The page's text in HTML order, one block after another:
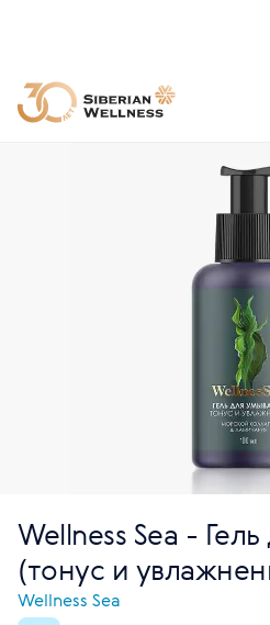
Wellness Sea -
(тонус и
Wellness Sea